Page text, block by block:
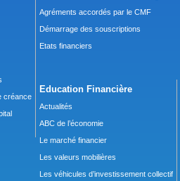
créance
Agréments accordés par le CMF
Démarrage des souscriptions
Etats financiers
Education Financière
Actualités
ABC de l’économie
Le marché financier
Les valeurs mobilières
Les véhicules d’investissement collectif